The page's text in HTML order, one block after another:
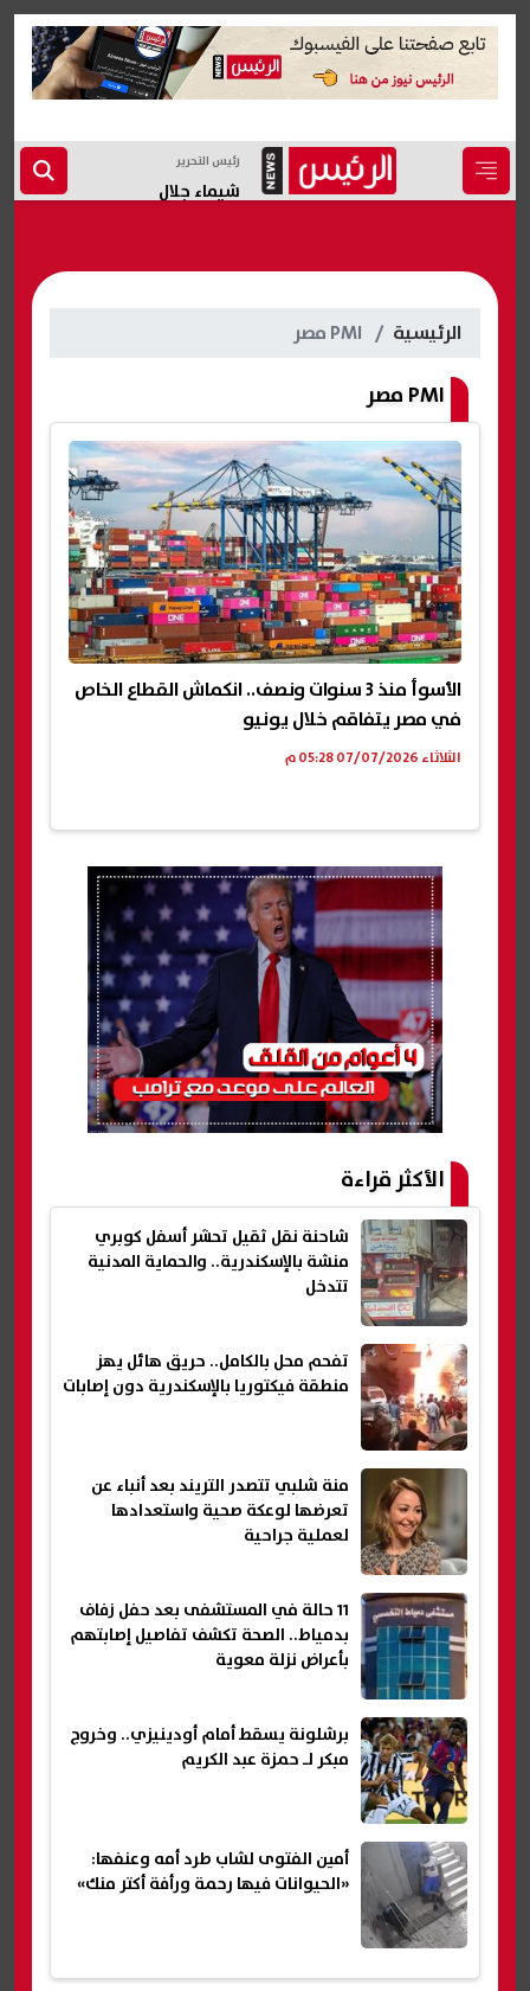
رئيس التحرير
شيماء جلال
الرئيسية
PMI مصر
الأسوأ منذ 3 سنوات ونصف.. انكماش القطاع الخاص
في مصر يتفاقم خلال يونيو
الثلاثاء 07/07/2026 05:28 م
الأكثر قراءة
شاحنة نقل ثقيل تحشر أسفل كوبري
منشة بالإسكندرية.. والحماية المدنية
تتدخل
تفحم محل بالكامل.. حريق هائل يهز
منطقة فيكتوريا بالإسكندرية دون إصابات
منة شلبي تتصدر التريند بعد أنباء عن
تعرضها لوعكة صحية واستعدادها
لعملية جراحية
11 حالة في المستشفى بعد حفل زفاف
بدمياط.. الصحة تكشف تفاصيل إصابتهم
بأعراض نزلة معوية
برشلونة يسقط أمام أودينيزي.. وخروج
مبكر لـ حمزة عبد الكريم
أمين الفتوى لشاب طرد أمه وعنفها:
«الحيوانات فيها رحمة ورأفة أكتر منك»